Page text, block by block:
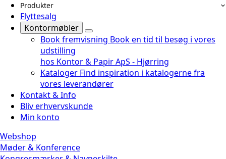
Produkter
Flyttesalg
Kontormøbler
Book fremvisning Book en tid til besøg i vores
udstilling
hos Kontor & Papir ApS - Hjørring
Kataloger Find inspiration i katalogerne fra
vores leverandører
Kontakt & Info
Bliv erhvervskunde
Min konto
Webshop
Møder & Konference